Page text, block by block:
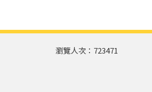
瀏覽人次： 723471